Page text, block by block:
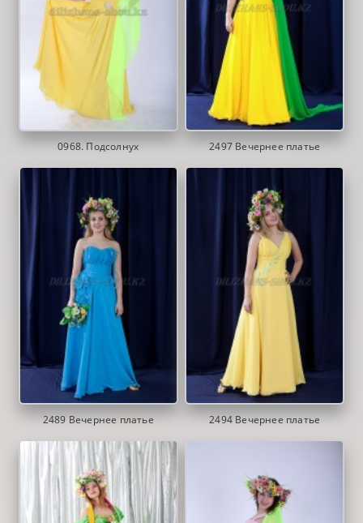
0968. Подсолнух 2497 Вечернее платье
2489 Вечернее платье 2494 Вечернее платье